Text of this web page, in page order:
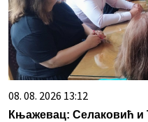
08. 08. 2026 13:12
Књажевац: Селаковић и